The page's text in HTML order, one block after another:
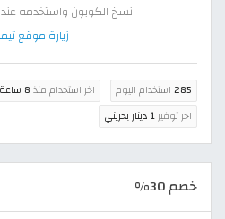
انسخ الكوبون واستخدمه عند
زيارة موقع
285 استخدام اليوم اخر استخدام منذ 8 ساعة
اخر توفير1 دينار بحريني
خصم 30%